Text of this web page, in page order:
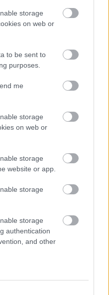
storage
on web or
to be sent to
purposes.
me
storage
on web or
storage
website or app.
storage
storage
authentication
and other
megtenni annak
sokáig
érezhessük. Egy
benne sok-sok
nem szeret